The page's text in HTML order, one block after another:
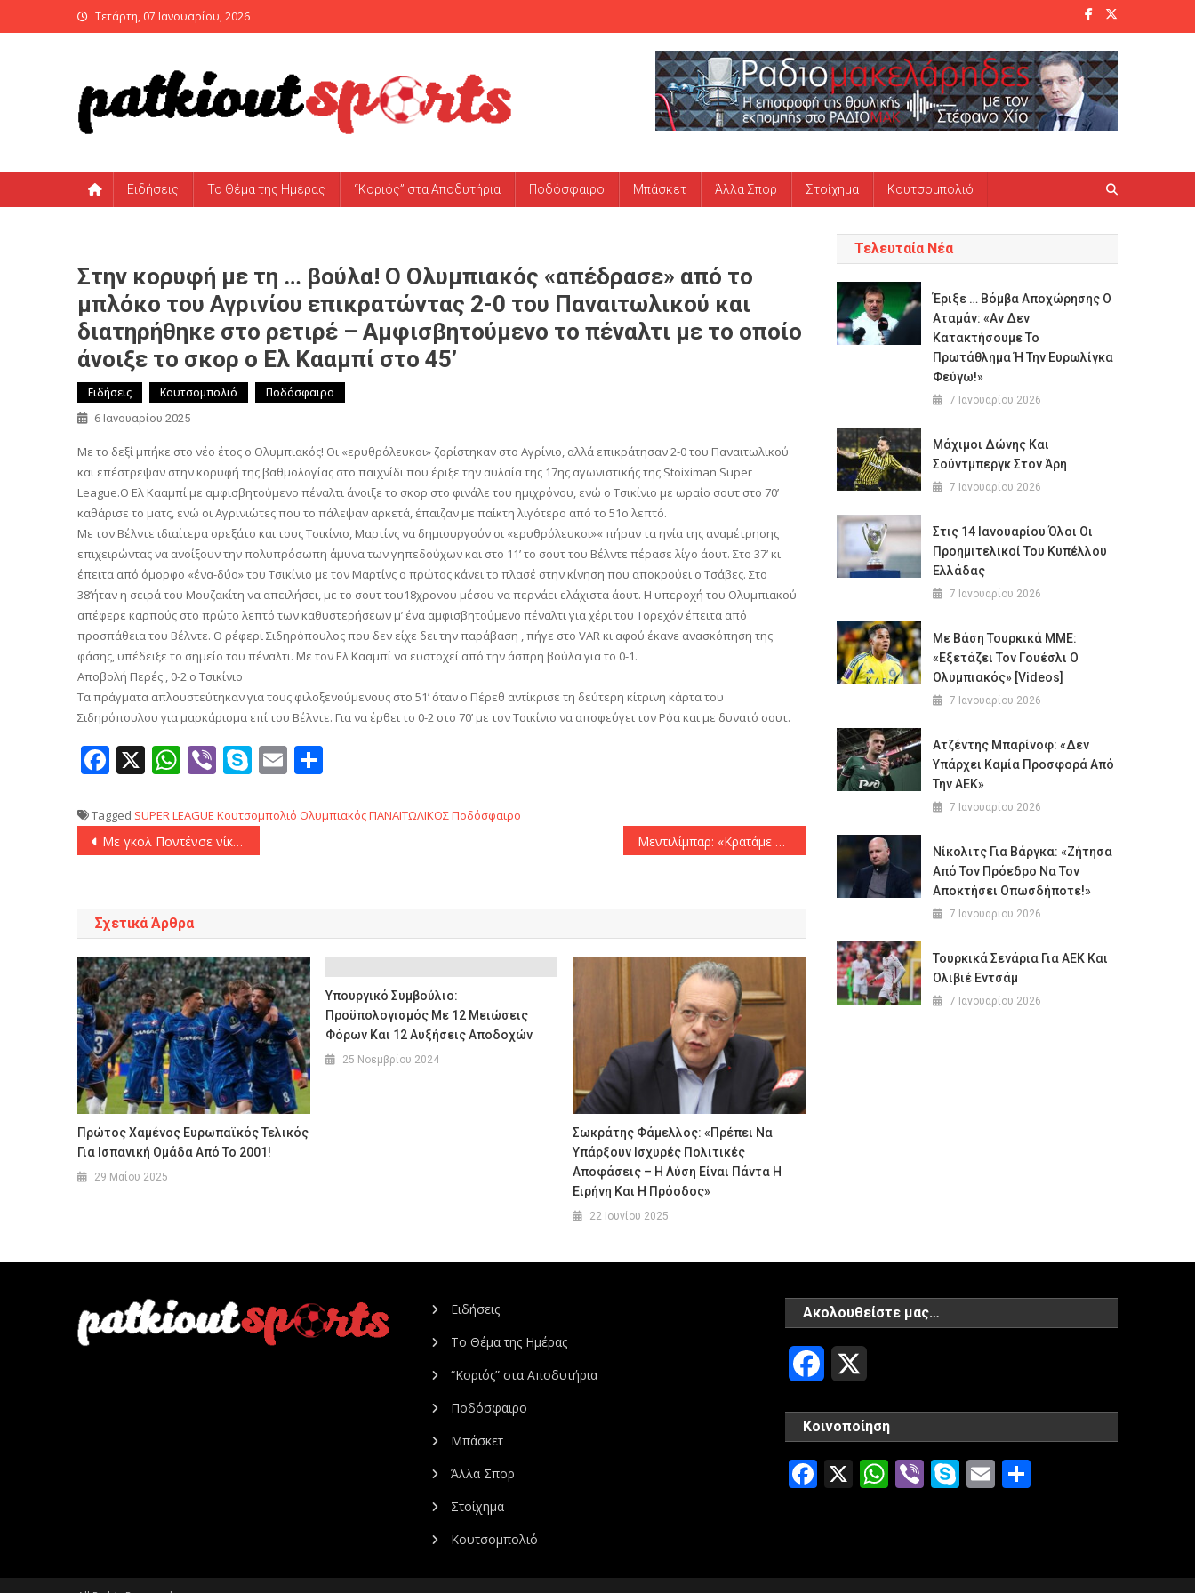
to
Τετάρτη, 07 Ιανουαρίου, 2026
Ειδήσεις Το Θέμα της Ημέρας “Κοριός” στα Αποδυτήρια Ποδόσφαιρο Μπάσκετ Άλλα Σπορ Στοίχημα Κουτσομπολιό
Στην κορυφή με τη … βούλα! Ο Ολυμπιακός «απέδρασε» από το
μπλόκο του Αγρινίου επικρατώντας 2-0 του Παναιτωλικού και
διατηρήθηκε στο ρετιρέ – Αμφισβητούμενο το πέναλτι με το οποίο
άνοιξε το σκορ ο Ελ Κααμπί στο 45’
Ειδήσεις Κουτσομπολιό Ποδόσφαιρο
6 Ιανουαρίου 2025
Με το δεξί μπήκε στο νέο έτος ο Ολυμπιακός! Οι «ερυθρόλευκοι» ζορίστηκαν στο Αγρίνιο, αλλά επικράτησαν 2-0 του Παναιτωλικού
και επέστρεψαν στην κορυφή της βαθμολογίας στο παιχνίδι που έριξε την αυλαία της 17ης αγωνιστικής της Stoiximan Super
League.Ο Ελ Κααμπί με αμφισβητούμενο πέναλτι άνοιξε το σκορ στο φινάλε του ημιχρόνου, ενώ ο Τσικίνιο με ωραίο σουτ στο 70’
καθάρισε το ματς, ενώ οι Αγρινιώτες που το πάλεψαν αρκετά, έπαιζαν με παίκτη λιγότερο από το 51ο λεπτό.
Με τον Βέλντε ιδιαίτερα ορεξάτο και τους Τσικίνιο, Μαρτίνς να δημιουργούν οι «ερυθρόλευκοι»« πήραν τα ηνία της αναμέτρησης
επιχειρώντας να ανοίξουν την πολυπρόσωπη άμυνα των γηπεδούχων και στο 11’ το σουτ του Βέλντε πέρασε λίγο άουτ. Στο 37’ κι
έπειτα από όμορφο «ένα-δύο» του Τσικίνιο με τον Μαρτίνς ο πρώτος κάνει το πλασέ στην κίνηση που αποκρούει ο Τσάβες. Στο
38’ήταν η σειρά του Μουζακίτη να απειλήσει, με το σουτ του18χρονου μέσου να περνάει ελάχιστα άουτ. Η υπεροχή του Ολυμπιακού
απέφερε καρπούς στο πρώτο λεπτό των καθυστερήσεων μ’ ένα αμφισβητούμενο πέναλτι για χέρι του Τορεχόν έπειτα από
προσπάθεια του Βέλντε. Ο ρέφερι Σιδηρόπουλος που δεν είχε δει την παράβαση , πήγε στο VAR κι αφού έκανε ανασκόπηση της
φάσης, υπέδειξε το σημείο του πέναλτι. Με τον Ελ Κααμπί να ευστοχεί από την άσπρη βούλα για το 0-1.
Αποβολή Περές , 0-2 ο Τσικίνιο
Τα πράγματα απλουστεύτηκαν για τους φιλοξενούμενους στο 51’ όταν ο Πέρεθ αντίκρισε τη δεύτερη κίτρινη κάρτα του
Σιδηρόπουλου για μαρκάρισμα επί του Βέλντε. Για να έρθει το 0-2 στο 70’ με τον Τσικίνιο να αποφεύγει τον Ρόα και με δυνατό σουτ.
Facebook
X WhatsApp
ViberSkype
Email
Tagged SUPER LEAGUE Κουτσομπολιό ΟλυμπιακόςΠΑΝΑΙΤΩΛΙΚΟΣΠοδόσφαιρο
Πλοήγηση
Με γκολ Ποντένσε νίκησε η Αλ Σαμπάμπ στο ντεμπούτο του Τερίμ (2-1) Μεντιλίμπαρ: «Κρατάμε πώς πρέπει να κυριαρχούμε και να μένουμε πιστοί στο πλάνο μας»
Σχετικά Άρθρα
Πρώτος Χαμένος Ευρωπαϊκός Τελικός
Για Ισπανική Ομάδα Από Το 2001!
29 Μαΐου 2025
Υπουργικό Συμβούλιο:
Προϋπολογισμός Με 12 Μειώσεις
Φόρων Και 12 Αυξήσεις Αποδοχών
25 Νοεμβρίου 2024
Σωκράτης Φάμελλος: «Πρέπει Να
Υπάρξουν Ισχυρές Πολιτικές
Αποφάσεις – Η Λύση Είναι Πάντα Η
Ειρήνη Και Η Πρόοδος»
22 Ιουνίου 2025
Τελευταία Νέα
Έριξε … Βόμβα Αποχώρησης Ο
Αταμάν: «Αν Δεν
Κατακτήσουμε Το
Πρωτάθλημα Ή Την Ευρωλίγκα
Φεύγω!»
7 Ιανουαρίου 2026
Μάχιμοι Δώνης Και
Σούντμπεργκ Στον Άρη
7 Ιανουαρίου 2026
Στις 14 Ιανουαρίου Όλοι Οι
Προημιτελικοί Του Κυπέλλου
Ελλάδας
7 Ιανουαρίου 2026
Με Βάση Τουρκικά ΜΜΕ:
«Εξετάζει Τον Γουέσλι Ο
Ολυμπιακός» [Videos]
7 Ιανουαρίου 2026
Ατζέντης Μπαρίνοφ: «Δεν
Υπάρχει Καμία Προσφορά Από
Την ΑΕΚ»
7 Ιανουαρίου 2026
Νίκολιτς Για Βάργκα: «Ζήτησα
Από Τον Πρόεδρο Να Τον
Αποκτήσει Οπωσδήποτε!»
7 Ιανουαρίου 2026
Τουρκικά Σενάρια Για ΑΕΚ Και
Oλιβιέ Εντσάμ
7 Ιανουαρίου 2026
Ειδήσεις
Το Θέμα της Ημέρας
“Κοριός” στα Αποδυτήρια
Ποδόσφαιρο
Μπάσκετ
Άλλα Σπορ
Στοίχημα
Κουτσομπολιό
Ακολουθείστε μας…
Facebook
Κοινοποίηση
Facebook
X WhatsApp
ViberSkype
Email